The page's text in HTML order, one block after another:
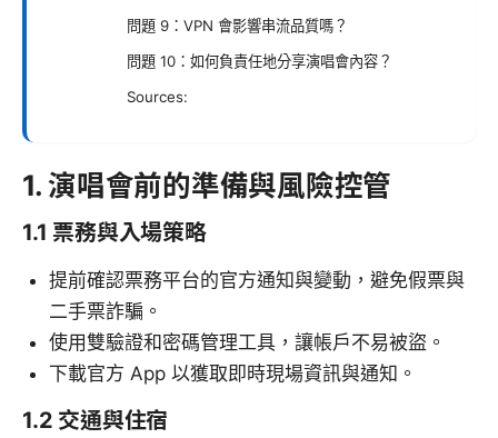
問題 9：VPN 會影響串流品質嗎？
問題 10：如何負責任地分享演唱會內容？
Sources:
1. 演唱會前的準備與風險控管
1.1 票務與入場策略
提前確認票務平台的官方通知與變動，避免假票與
二手票詐騙。
使用雙驗證和密碼管理工具，讓帳戶不易被盜。
下載官方 App 以獲取即時現場資訊與通知。
1.2 交通與住宿